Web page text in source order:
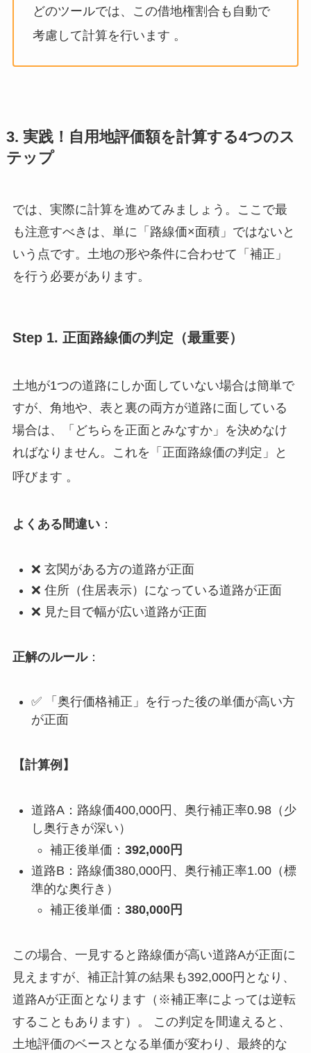
どのツールでは、この借地権割合も自動で
考慮して計算を行います 。
3. 実践！自用地評価額を計算する4つのス
テップ
では、実際に計算を進めてみましょう。ここで最
も注意すべきは、単に「路線価×面積」ではないと
いう点です。土地の形や条件に合わせて「補正」
を行う必要があります。
Step 1. 正面路線価の判定（最重要）
土地が1つの道路にしか面していない場合は簡単で
すが、角地や、表と裏の両方が道路に面している
場合は、「どちらを正面とみなすか」を決めなけ
ればなりません。これを「正面路線価の判定」と
呼びます 。
よくある間違い：
❌ 玄関がある方の道路が正面
❌ 住所（住居表示）になっている道路が正面
❌ 見た目で幅が広い道路が正面
正解のルール：
✅ 「奥行価格補正」を行った後の単価が高い方
が正面
【計算例】
道路A：路線価400,000円、奥行補正率0.98（少
し奥行きが深い）
補正後単価： 392,000円
道路B：路線価380,000円、奥行補正率1.00（標
準的な奥行き）
補正後単価： 380,000円
この場合、一見すると路線価が高い道路Aが正面に
見えますが、補正計算の結果も392,000円となり、
道路Aが正面となります（※補正率によっては逆転
することもあります）。 この判定を間違えると、
土地評価のベースとなる単価が変わり、最終的な